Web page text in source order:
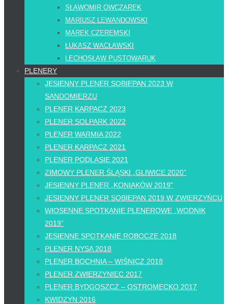
SŁAWOMIR OWCZAREK
MARIUSZ LEWANDOWSKI
MAREK CZEREMSKI
ŁUKASZ WACŁAWSKI
LECHOSŁAW PUSTOWARUK
PLENERY
JESIENNY PLENER SOBIEPAN 2023 W
SANDOMIERZU
PLENER KARPACZ 2023
PLENER SOLPARK 2022
PLENER WARMIA 2022
PLENER KARPACZ 2021
PLENER PODLASIE 2021
ZIMOWY PLENER ŚLĄSKI „GLIWICE 2020”
JESIENNY PLENER „KONIAKÓW 2019”
JESIENNY PLENER SOBIEPAN 2019 W ZWIERZYŃCU
WIOSENNE SPOTKANIE PLENEROWE „WODNIK
2019”
JESIENNE SPOTKANIE ROBOCZE 2018
PLENER NYSA 2018
PLENER BOCHNIA – WIŚNICZ 2018
PLENER ZWIERZYNIEC 2017
PLENER BYDGOSZCZ – OSTROMECKO 2017
KWIDZYN 2016